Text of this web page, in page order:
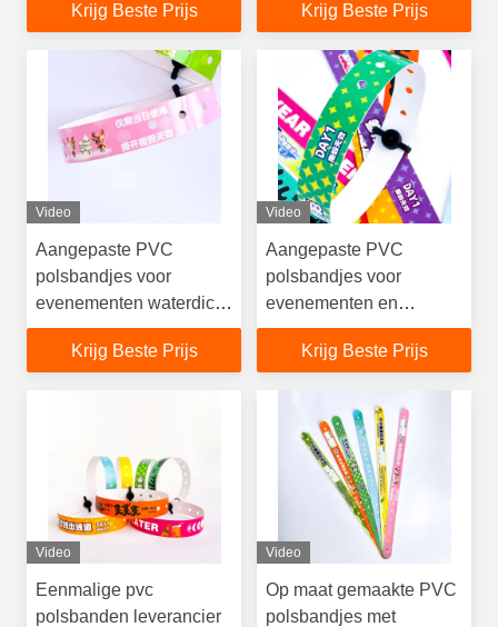
Krijg Beste Prijs
armbanden
Krijg Beste Prijs
Video
Aangepaste PVC
polsbandjes voor
evenementen waterdicht
gepersonaliseerd
Krijg Beste Prijs
Video
Aangepaste PVC
polsbandjes voor
evenementen en
promoties, waterdicht
Krijg Beste Prijs
Video
Eenmalige pvc
polsbanden leverancier
Video
Op maat gemaakte PVC
polsbandjes met